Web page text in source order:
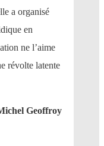
a organisé
en
ne l’aime
révolte latente
Geoffroy